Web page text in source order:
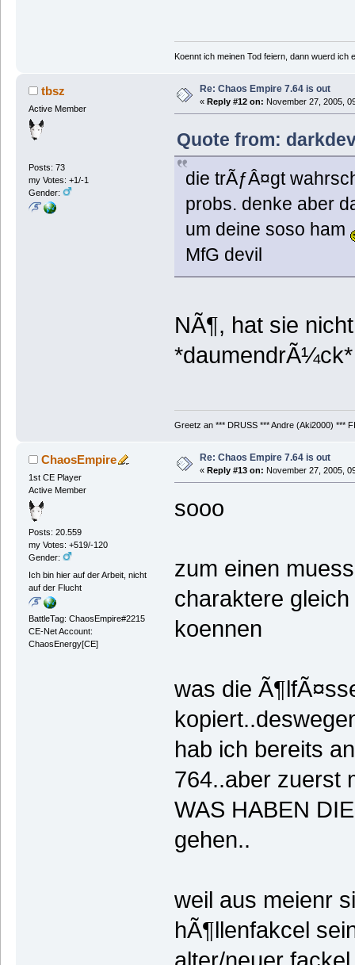
Koennt ich meinen Tod feiern, dann wuerd ich
tbsz
Active Member
Posts: 73
my Votes: +1/-1
Gender:
Re: Chaos Empire 7.64 is out
« Reply #12 on: November 27, 2005,
Quote from:
die trÃƒÂ¤gt
probs. denke aber
um deine soso ham
MfG devil
NÃ¶, hat sie
*daumendrÃ¼ck*
Greetz an *** DRUSS *** Andre (Aki2000) ***
ChaosEmpire
1st CE Player
Active Member
Posts: 20.559
my Votes: +519/-120
Gender:
Ich bin hier auf der Arbeit, nicht
auf der Flucht
BattleTag: ChaosEmpire#2215
CE-Net Account:
ChaosEnergy[CE]
Re: Chaos Empire 7.64 is out
« Reply #13 on: November 27, 2005,
sooo
zum einen
charaktere
koennen
was die
hab ich bereits
764..aber zuerst
WAS HABEN
gehen..
weil aus meienr
hÃ¶llenfakcel